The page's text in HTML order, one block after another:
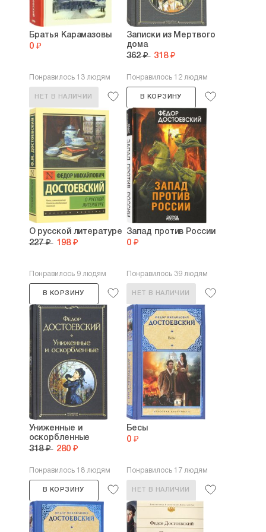
Братья Карамазовы
0 ₽
Понравилось 13 людям
НЕТ В НАЛИЧИИ
Записки из Мертвого
дома
362 ₽ 318 ₽
Понравилось 12 людям
В КОРЗИНУ
О русской литературе
227 ₽ 198 ₽
Понравилось 9 людям
В КОРЗИНУ
Запад против России
0 ₽
Понравилось 39 людям
НЕТ В НАЛИЧИИ
Униженные и
оскорбленные
318 ₽ 280 ₽
Понравилось 18 людям
В КОРЗИНУ
Бесы
0 ₽
Понравилось 17 людям
НЕТ В НАЛИЧИИ